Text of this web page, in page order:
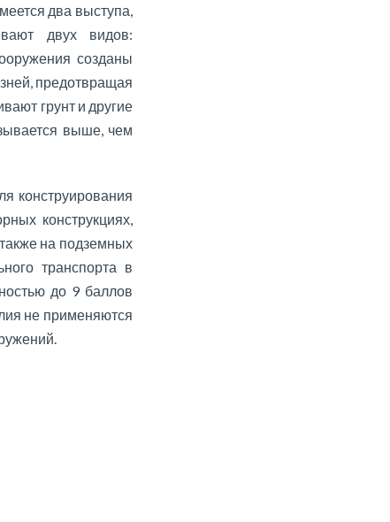
два выступа,
двух видов:
созданы
предотвращая
грунт и другие
выше, чем
конструирования
конструкциях,
на подземных
транспорта в
до 9 баллов
не применяются